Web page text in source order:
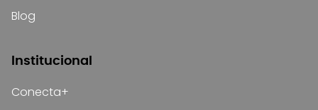
Blog
Institucional
Conecta+